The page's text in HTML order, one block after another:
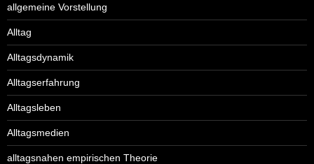
allgemeine Vorstellung
Alltag
Alltagsdynamik
Alltagserfahrung
Alltagsleben
Alltagsmedien
alltagsnahen empirischen Theorie